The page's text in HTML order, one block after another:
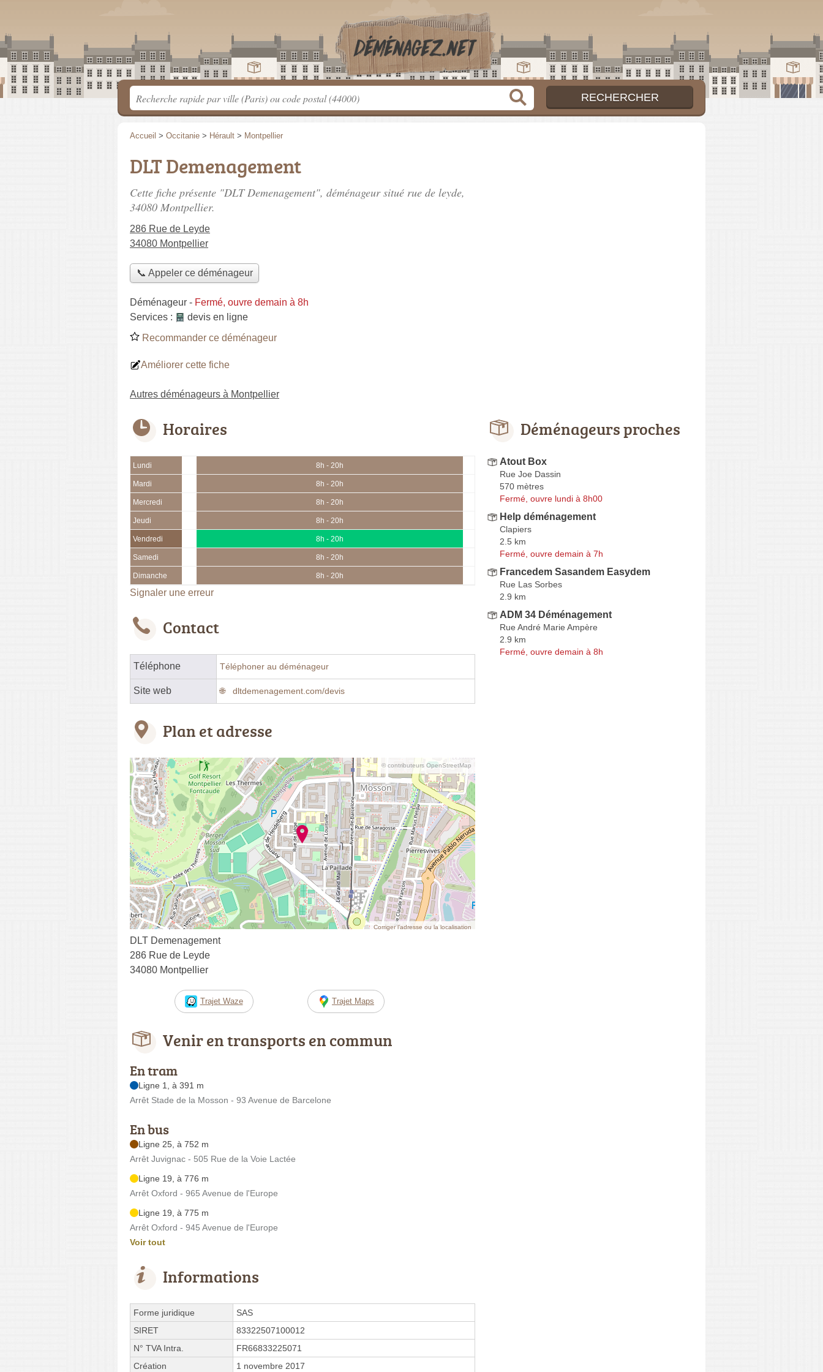
Accueil > Occitanie > Hérault > Montpellier
DLT Demenagement
Cette fiche présente "DLT Demenagement", déménageur situé rue de leyde,
34080 Montpellier.
286 Rue de Leyde
34080 Montpellier
📞 Appeler ce déménageur
Déménageur - Fermé, ouvre demain à 8h
Services :
devis en ligne
Recommander ce déménageur
Améliorer cette fiche
Autres déménageurs à Montpellier
Horaires
Lundi 8h - 20h
Mardi 8h - 20h
Mercredi 8h - 20h
Jeudi 8h - 20h
Vendredi 8h - 20h
Samedi 8h - 20h
Dimanche 8h - 20h
Signaler une erreur
Contact
Téléphone Téléphoner au déménageur
Site web dltdemenagement.com/devis
Plan et adresse
© contributeurs OpenStreetMap
Corriger l’adresse ou la localisation
DLT Demenagement
286 Rue de Leyde
34080 Montpellier
Trajet Waze Trajet Maps
Venir en transports en commun
En tram
Ligne 1, à 391 m
Arrêt Stade de la Mosson - 93 Avenue de Barcelone
En bus
Ligne 25, à 752 m
Arrêt Juvignac - 505 Rue de la Voie Lactée
Ligne 19, à 776 m
Arrêt Oxford - 965 Avenue de l'Europe
Ligne 19, à 775 m
Arrêt Oxford - 945 Avenue de l'Europe
Voir tout
Informations
Forme juridique
SAS
SIRET
83322507100012
N° TVA Intra.
FR66833225071
Création
1 novembre 2017
Déménageurs proches
Atout Box
Rue Joe Dassin
570 mètres
Fermé, ouvre lundi à 8h00
Help déménagement
Clapiers
2.5 km
Fermé, ouvre demain à 7h
Francedem Sasandem Easydem
Rue Las Sorbes
2.9 km
ADM 34 Déménagement
Rue André Marie Ampère
2.9 km
Fermé, ouvre demain à 8h